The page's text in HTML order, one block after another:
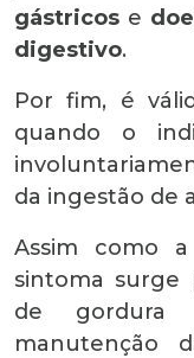
gástricos e
digestivo.
Por fim, é
quando o
da ingestão de
Assim como
sintoma surge
de gordura
manutenção